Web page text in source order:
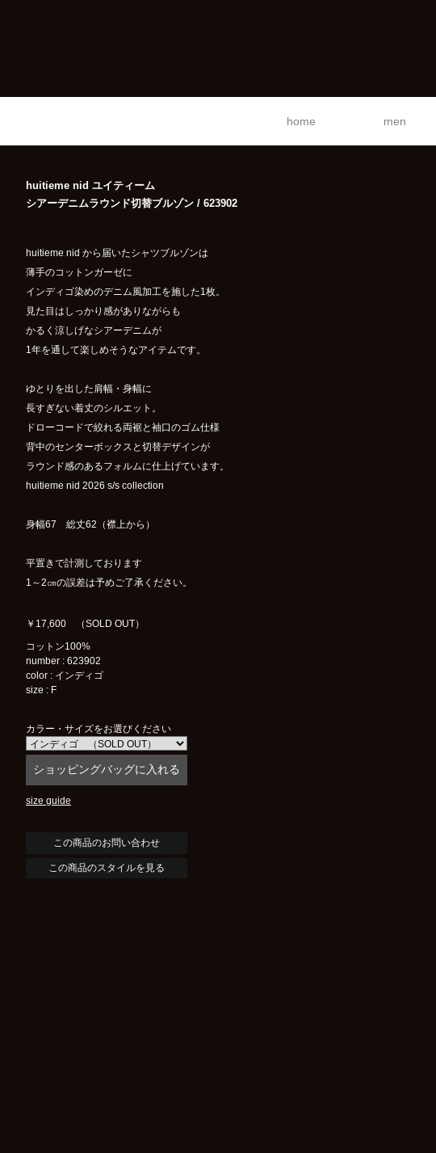
home men
huitieme nid ユイティーム
シアーデニムラウンド切替ブルゾン / 623902
huitieme nid から届いたシャツブルゾンは
薄手のコットンガーゼに
インディゴ染めのデニム風加工を施した1枚。
見た目はしっかり感がありながらも
かるく涼しげなシアーデニムが
1年を通して楽しめそうなアイテムです。
ゆとりを出した肩幅・身幅に
長すぎない着丈のシルエット。
ドローコードで絞れる両裾と袖口のゴム仕様
背中のセンターボックスと切替デザインが
ラウンド感のあるフォルムに仕上げています。
huitieme nid 2026 s/s collection
身幅67 総丈62（襟上から）
平置きで計測しております
1～2㎝の誤差は予めご了承ください。
￥17,600 （SOLD OUT）
コットン100%
number : 623902
color : インディゴ
size : F
カラー・サイズをお選びください
size guide
この商品のスタイルを見る